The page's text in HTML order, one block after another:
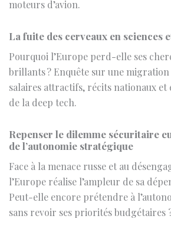
salaires attractifs, récits nationaux et
de la deep tech.
Repenser le dilemme sécuritaire
de l’autonomie stratégique
l’Europe réalise l’ampleur de sa
Peut-elle encore prétendre à
sans revoir ses priorités budgétaires
Éduquer pour lier les cœurs et les
Le parcours d’une chercheuse entre